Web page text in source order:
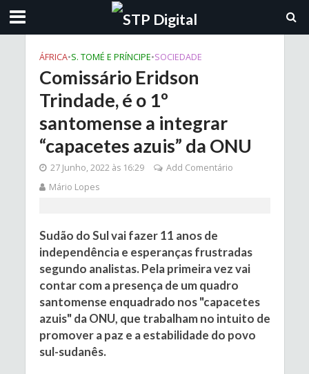
ÁFRICA•S. TOMÉ E PRÍNCIPE•SOCIEDADE
Comissário Eridson
Trindade, é o 1º
santomense a integrar
“capacetes azuis” da ONU
27 Junho, 2022 às 16:29
Add Comentário
Mário Lopes
Sudão do Sul vai fazer 11 anos de
independência e esperanças frustradas
segundo analistas. Pela primeira vez vai
contar com a presença de um quadro
santomense enquadrado nos "capacetes
azuis" da ONU, que trabalham no intuito de
promover a paz e a estabilidade do povo
sul-sudanês.